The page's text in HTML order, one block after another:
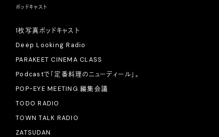
ポッドキャスト
1枚写真ポッドキャスト
Deep Looking Radio
PARAKEET CINEMA CLASS
Podcastで「定番料理のニューディール」。
POP-EYE MEETING 編集会議
TODO RADIO
TOWN TALK RADIO
ZATSUDAN